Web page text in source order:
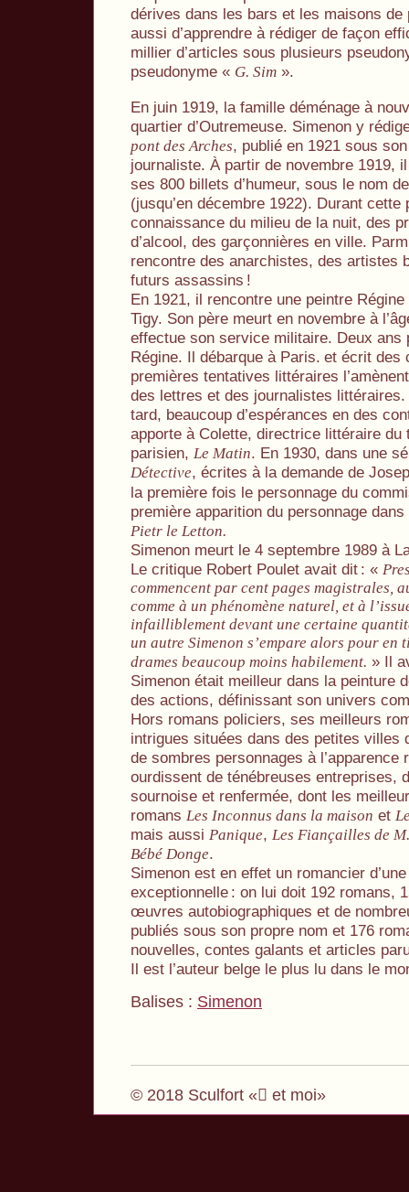
dérives dans les bars et les maisons de
aussi d’apprendre à rédiger de façon
millier d’articles sous plusieurs
pseudonyme « G. Sim ».
En juin 1919, la famille déménage à
quartier d’Outremeuse. Simenon y
pont des Arches, publié en 1921 sous
journaliste. À partir de novembre 1919,
ses 800 billets d’humeur, sous le nom
(jusqu’en décembre 1922). Durant
connaissance du milieu de la nuit, des
d’alcool, des garçonnières en ville.
rencontre des anarchistes, des artistes
futurs assassins !
En 1921, il rencontre une peintre
Tigy. Son père meurt en novembre à
effectue son service militaire. Deux ans
Régine. Il débarque à Paris. et écrit des
premières tentatives littéraires
des lettres et des journalistes
tard, beaucoup d’espérances en des
apporte à Colette, directrice littéraire du
parisien, Le Matin. En 1930, dans une
Détective, écrites à la demande de
la première fois le personnage du
première apparition du personnage
Pietr le Letton.
Simenon meurt le 4 septembre 1989 à
Le critique Robert Poulet avait dit : «
commencent par cent pages magistrales,
comme à un phénomène naturel, et à
infailliblement devant une certaine
un autre Simenon s’empare alors pour en
drames beaucoup moins habilement. » Il
Simenon était meilleur dans la peinture
des actions, définissant son univers
Hors romans policiers, ses meilleurs
intrigues situées dans des petites villes
de sombres personnages à l’apparence
ourdissent de ténébreuses entreprises,
sournoise et renfermée, dont les
romans Les Inconnus dans la maison et
mais aussi Panique, Les Fiançailles de
Bébé Donge.
Simenon est en effet un romancier
exceptionnelle : on lui doit 192 romans,
œuvres autobiographiques et de
publiés sous son propre nom et 176
nouvelles, contes galants et articles
Il est l’auteur belge le plus lu dans le
Balises : Simenon
© 2018 Sculfort « et moi»